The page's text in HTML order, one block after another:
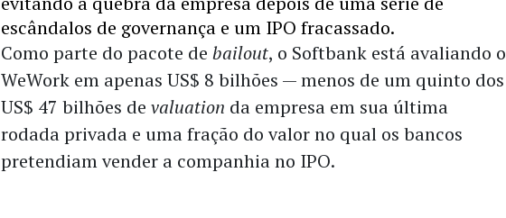
escândalos de governança e um IPO fracassado.
Como parte do pacote de bailout, o Softbank está avaliando o
WeWork em apenas US$ 8 bilhões — menos de um quinto dos
US$ 47 bilhões de valuation da empresa em sua última
rodada privada e uma fração do valor no qual os bancos
pretendiam vender a companhia no IPO.